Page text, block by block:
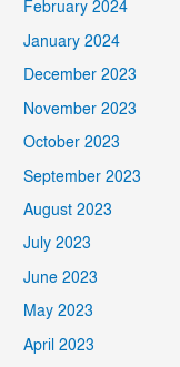
February 2024
January 2024
December 2023
November 2023
October 2023
September 2023
August 2023
July 2023
June 2023
May 2023
April 2023